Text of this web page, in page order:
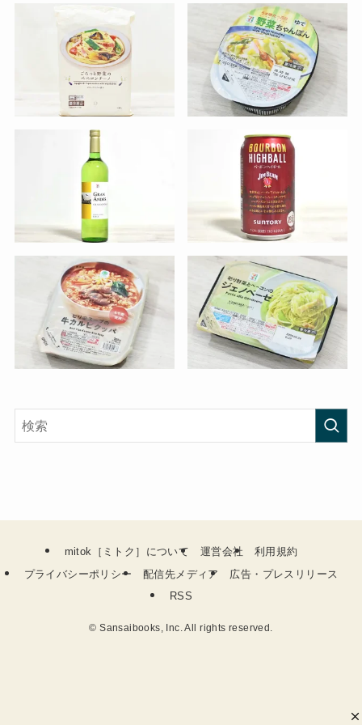
mitok［ミトク］について 運営会社
利用規約
プライバシーポリシー
配信先メディア
広告・プレスリリース
RSS
© Sansaibooks, Inc. All rights reserved.